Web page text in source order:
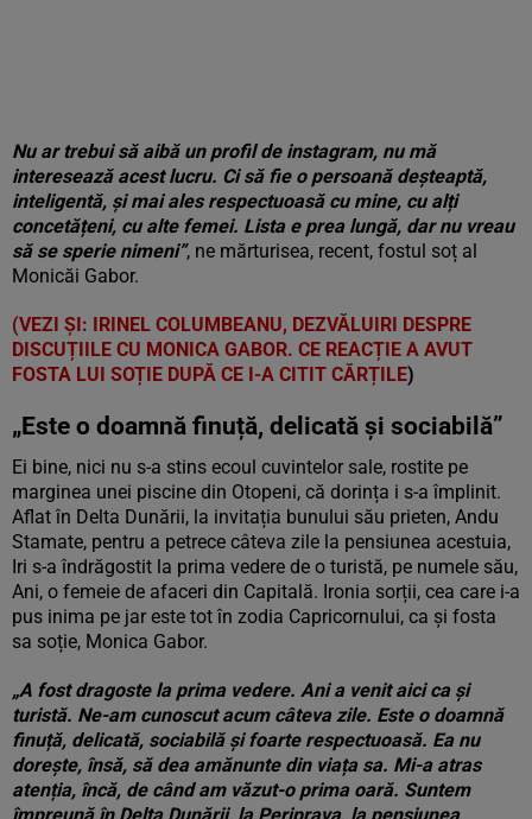
Nu ar trebui să aibă un profil de instagram, nu mă
interesează acest lucru. Ci să fie o persoană deșteaptă,
inteligentă, și mai ales respectuoasă cu mine, cu alți
concetățeni, cu alte femei. Lista e prea lungă, dar nu vreau
să se sperie nimeni”, ne mărturisea, recent, fostul soț al
Monicăi Gabor.
(VEZI ȘI: IRINEL COLUMBEANU, DEZVĂLUIRI DESPRE
DISCUȚIILE CU MONICA GABOR. CE REACȚIE A AVUT
FOSTA LUI SOȚIE DUPĂ CE I-A CITIT CĂRȚILE)
„Este o doamnă finuță, delicată și sociabilă”
Ei bine, nici nu s-a stins ecoul cuvintelor sale, rostite pe
marginea unei piscine din Otopeni, că dorința i s-a împlinit.
Aflat în Delta Dunării, la invitația bunului său prieten, Andu
Stamate, pentru a petrece câteva zile la pensiunea acestuia,
Iri s-a îndrăgostit la prima vedere de o turistă, pe numele său,
Ani, o femeie de afaceri din Capitală. Ironia sorții, cea care i-a
pus inima pe jar este tot în zodia Capricornului, ca și fosta
sa soție, Monica Gabor.
„A fost dragoste la prima vedere. Ani a venit aici ca și
turistă. Ne-am cunoscut acum câteva zile. Este o doamnă
finuță, delicată, sociabilă și foarte respectuoasă. Ea nu
dorește, însă, să dea amănunte din viața sa. Mi-a atras
atenția, încă, de când am văzut-o prima oară. Suntem